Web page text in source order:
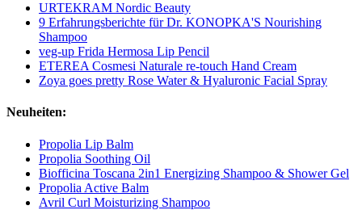
URTEKRAM Nordic Beauty
9 Erfahrungsberichte für Dr. KONOPKA'S Nourishing
Shampoo
veg-up Frida Hermosa Lip Pencil
ETEREA Cosmesi Naturale re-touch Hand Cream
Zoya goes pretty Rose Water & Hyaluronic Facial Spray
Neuheiten:
Propolia Lip Balm
Propolia Soothing Oil
Biofficina Toscana 2in1 Energizing Shampoo & Shower Gel
Propolia Active Balm
Avril Curl Moisturizing Shampoo